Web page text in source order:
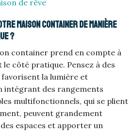
de rêve
maison container de manière
?
container prend en compte à
le côté pratique. Pensez à des
la lumière et
intégrant des rangements
multifonctionnels, qui se plient
peuvent grandement
espaces et apporter un